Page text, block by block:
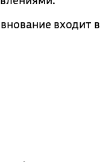
входит в